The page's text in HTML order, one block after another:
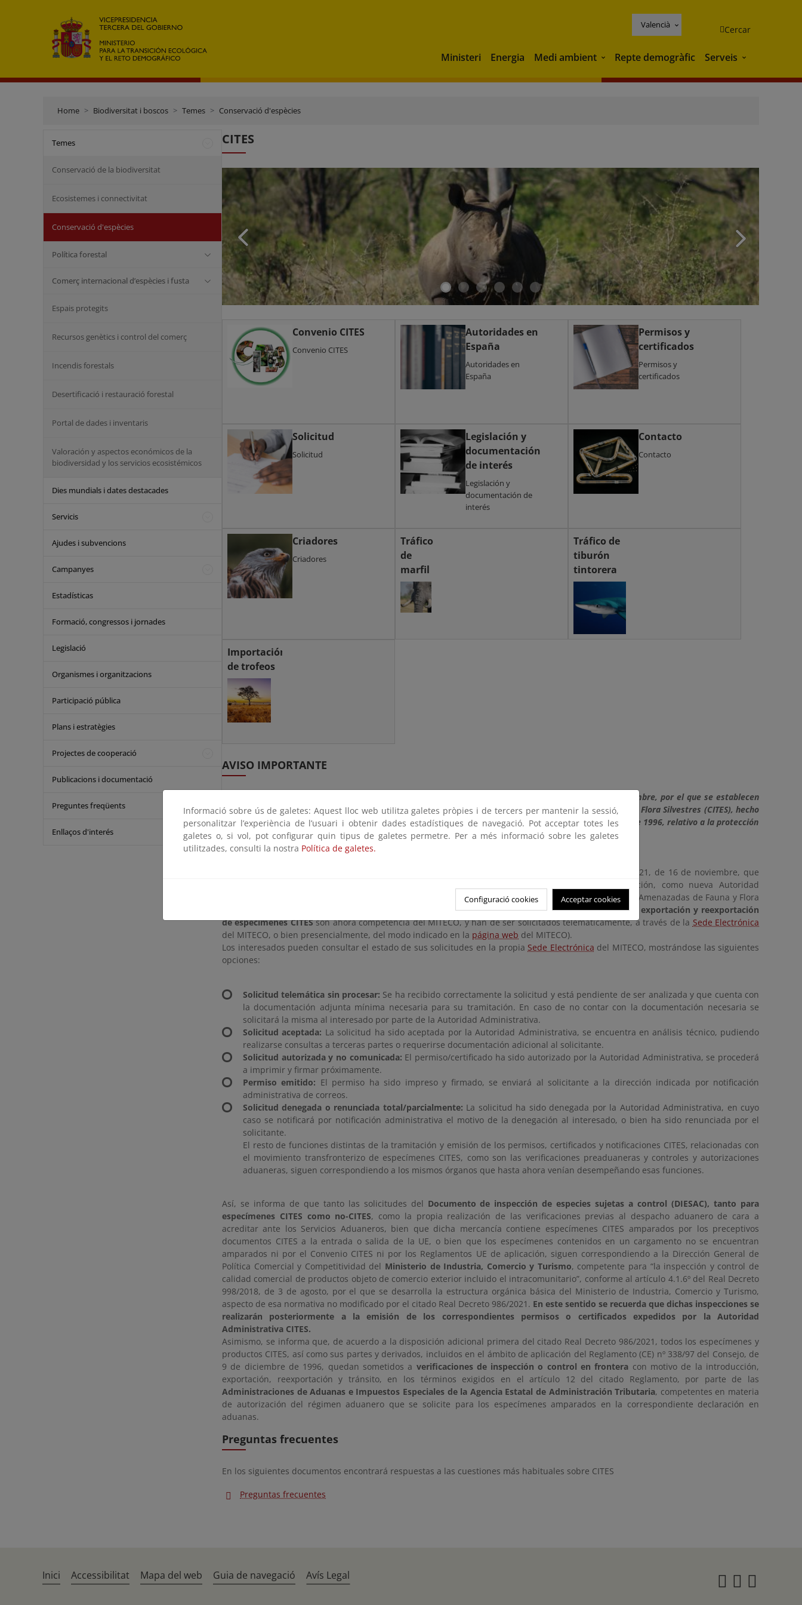
Valencià Cercar
Ministeri Energia Medi ambient Medi ambient
Repte demogràfic Serveis Serveis
Home Biodiversitat i boscos Temes Conservació d'espècies
Temes
Conservació de la biodiversitat
Ecosistemes i connectivitat
Conservació d'espècies
Política forestal
Comerç internacional d’espècies i fusta
Espais protegits
Recursos genètics i control del comerç
Incendis forestals
Desertificació i restauració forestal
Portal de dades i inventaris
Valoración y aspectos económicos de la
biodiversidad y los servicios ecosistémicos
Dies mundials i dates destacades
Servicis
Ajudes i subvencions
Campanyes
Estadísticas
Formació, congressos i jornades
Legislació
Organismes i organitzacions
Participació pública
Plans i estratègies
Projectes de cooperació
Publicacions i documentació
Preguntes freqüents
Enllaços d'interés
CITES
Convenio CITES
Convenio CITES
Autoridades en
España
Autoridades en
España
Permisos y
certificados
Permisos y
certificados
Solicitud
Solicitud
Legislación y
documentación
de interés
Legislación y
documentación de
interés
Contacto
Contacto
Criadores
Criadores
Tráfico
de
marfil
Tráfico de
tiburón
tintorera
Importación
de trofeos
AVISO IMPORTANTE
Comunicado del MITECO en relación con la entrada en vigor del Real Decreto 986/2021, de 16 de noviembre, por el que se establecen
medidas de aplicación del Convenio sobre el Comercio Internacional de Especies Amenazadas de Fauna y Flora Silvestres (CITES), hecho
en Washington el 3 de marzo de 1973, y del Reglamento (CE) n.º 338/97, del Consejo, de 9 de diciembre de 1996, relativo a la protección
Reparto de competencias
El MITECO informa que, a raíz de la entrada en vigor, el pasado 2 de enero del Real Decreto 986/2021, de 16 de noviembre, que
, a través de su Dirección General de Biodiversidad, Bosques y Desertificación, como nueva Autoridad
administrativa y órgano de gestión principal del Convenio sobre el Comercio Internacional de Especies Amenazadas de Fauna y Flora
permisos, certificados y notificaciones de importación, exportación y reexportación
de especímenes CITESson ahora competencia del MITECO, y han de ser solicitados telemáticamente, a través de la Sede Electrónica
del MITECO, o bien presencialmente, del modo indicado en la página web del MITECO).
Los interesados pueden consultar el estado de sus solicitudes en la propia Sede Electrónica del MITECO, mostrándose las siguientes
opciones:
Solicitud telemática sin procesar: Se ha recibido correctamente la solicitud y está pendiente de ser analizada y que cuenta con
la documentación adjunta mínima necesaria para su tramitación. En caso de no contar con la documentación necesaria se
solicitará la misma al interesado por parte de la Autoridad Administrativa.
Solicitud aceptada: La solicitud ha sido aceptada por la Autoridad Administrativa, se encuentra en análisis técnico, pudiendo
realizarse consultas a terceras partes o requerirse documentación adicional al solicitante.
Solicitud autorizada y no comunicada: El permiso/certificado ha sido autorizado por la Autoridad Administrativa, se procederá
a imprimir y firmar próximamente.
Permiso emitido: El permiso ha sido impreso y firmado, se enviará al solicitante a la dirección indicada por notificación
administrativa de correos.
Solicitud denegada o renunciada total/parcialmente: La solicitud ha sido denegada por la Autoridad Administrativa, en cuyo
caso se notificará por notificación administrativa el motivo de la denegación al interesado, o bien ha sido renunciada por el
solicitante.
El resto de funciones distintas de la tramitación y emisión de los permisos, certificados y notificaciones CITES, relacionadas con
el movimiento transfronterizo de especímenes CITES, como son las verificaciones preaduaneras y controles y autorizaciones
aduaneras, siguen correspondiendo a los mismos órganos que hasta ahora venían desempeñando esas funciones.
Así, se informa de que tanto las solicitudes del Documento de inspección de especies sujetas a control (DIESAC), tanto para
especímenes CITES como no-CITES, como la propia realización de las verificaciones previas al despacho aduanero de cara a
acreditar ante los Servicios Aduaneros, bien que dicha mercancía contiene especímenes CITES amparados por los preceptivos
documentos CITES a la entrada o salida de la UE, o bien que los especímenes contenidos en un cargamento no se encuentran
amparados ni por el Convenio CITES ni por los Reglamentos UE de aplicación, siguen correspondiendo a la Dirección General de
Política Comercial y Competitividad del Ministerio de Industria, Comercio y Turismo, competente para “la inspección y control de
calidad comercial de productos objeto de comercio exterior incluido el intracomunitario”, conforme al artículo 4.1.6º del Real Decreto
998/2018, de 3 de agosto, por el que se desarrolla la estructura orgánica básica del Ministerio de Industria, Comercio y Turismo,
aspecto de esa normativa no modificado por el citado Real Decreto 986/2021. En este sentido se recuerda que dichas inspecciones se
realizarán posteriormente a la emisión de los correspondientes permisos o certificados expedidos por la Autoridad
Administrativa CITES.
Asimismo, se informa que, de acuerdo a la disposición adicional primera del citado Real Decreto 986/2021, todos los especímenes y
productos CITES, así como sus partes y derivados, incluidos en el ámbito de aplicación del Reglamento (CE) nº 338/97 del Consejo, de
9 de diciembre de 1996, quedan sometidos a verificaciones de inspección o control en frontera con motivo de la introducción,
exportación, reexportación y tránsito, en los términos exigidos en el artículo 12 del citado Reglamento, por parte de las
Administraciones de Aduanas e Impuestos Especiales de la Agencia Estatal de Administración Tributaria, competentes en materia
de autorización del régimen aduanero que se solicite para los especímenes amparados en la correspondiente declaración en
aduanas.
Preguntas frecuentes
En los siguientes documentos encontrará respuestas a las cuestiones más habituales sobre CITES
Preguntas frecuentes
Informació sobre ús de galetes: Aquest lloc web utilitza galetes pròpies i de tercers per mantenir la sessió,
personalitzar l’experiència de l’usuari i obtenir dades estadístiques de navegació. Pot acceptar totes les
galetes o, si vol, pot configurar quin tipus de galetes permetre. Per a més informació sobre les galetes
utilitzades, consulti la nostra Política de galetes.
Configuració cookies Acceptar cookies
Inici Accessibilitat Mapa del web Guia de navegació Avís Legal Twitter